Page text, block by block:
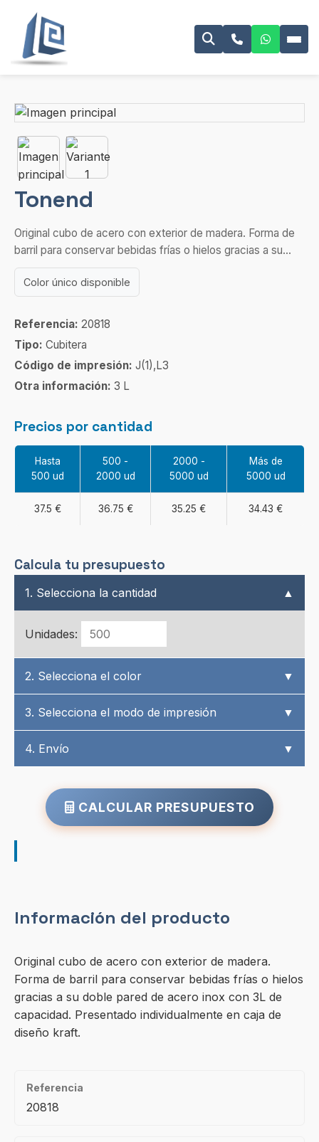
Tonend
Original cubo de acero con exterior de madera. Forma de
barril para conservar bebidas frías o hielos gracias a su...
Color único disponible
Referencia: 20818
Tipo: Cubitera
Código de impresión: J(1),L3
Otra información: 3 L
Precios por cantidad
Hasta
500 ud
500 -
2000 ud
2000 -
5000 ud
Más de
5000 ud
37.5 € 36.75 € 35.25 € 34.43 €
Calcula tu presupuesto
1. Selecciona la cantidad ▲
Unidades:
2. Selecciona el color ▼
3. Selecciona el modo de impresión ▼
4. Envío ▼
CALCULAR PRESUPUESTO
Información del producto
Original cubo de acero con exterior de madera.
Forma de barril para conservar bebidas frías o hielos
gracias a su doble pared de acero inox con 3L de
capacidad. Presentado individualmente en caja de
diseño kraft.
Referencia
20818